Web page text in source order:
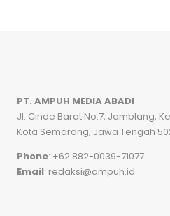
PT. AMPUH MEDIA ABADI
Jl. Cinde Barat No.7, Jomblang,
Kota Semarang, Jawa Tengah
Phone: +62 882-0039-71077
Email: redaksi@ampuh.id